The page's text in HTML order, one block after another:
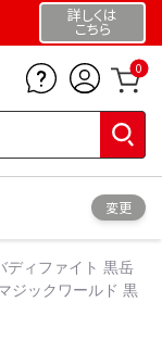
詳しくは
こちら
0
変更
ディファイト 黒岳
ジックワールド 黒